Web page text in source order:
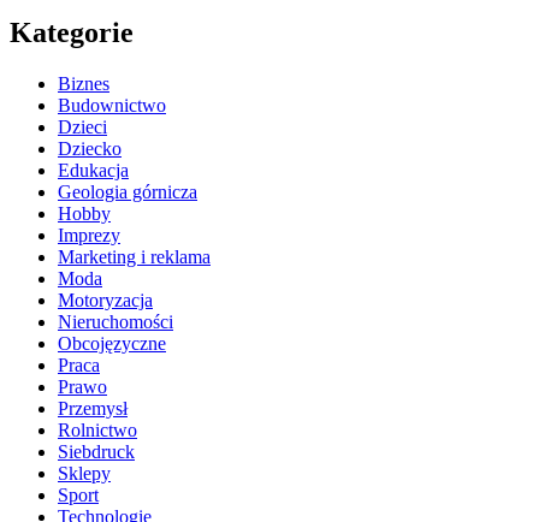
Kategorie
Biznes
Budownictwo
Dzieci
Dziecko
Edukacja
Geologia górnicza
Hobby
Imprezy
Marketing i reklama
Moda
Motoryzacja
Nieruchomości
Obcojęzyczne
Praca
Prawo
Przemysł
Rolnictwo
Siebdruck
Sklepy
Sport
Technologie